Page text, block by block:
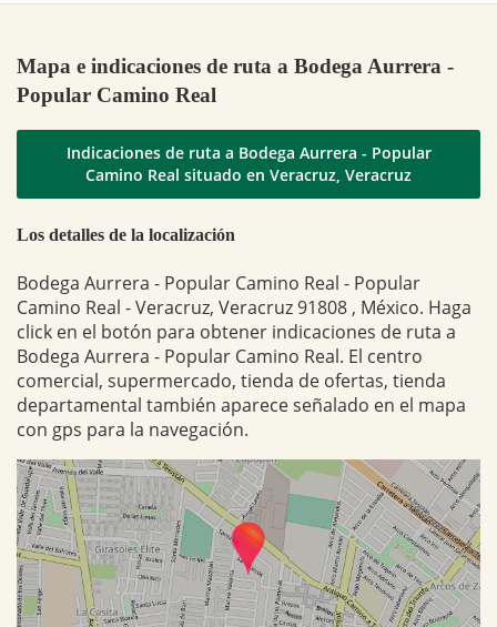
Mapa e indicaciones de ruta a Bodega Aurrera -
Popular Camino Real
Indicaciones de ruta a Bodega Aurrera - Popular
Camino Real situado en Veracruz, Veracruz
Los detalles de la localización
Bodega Aurrera - Popular Camino Real - Popular
Camino Real - Veracruz, Veracruz 91808 , México. Haga
click en el botón para obtener indicaciones de ruta a
Bodega Aurrera - Popular Camino Real. El centro
comercial, supermercado, tienda de ofertas, tienda
departamental también aparece señalado en el mapa
con gps para la navegación.